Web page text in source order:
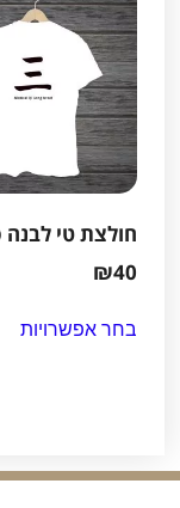
חולצת טי לבנה
₪40
בחר אפשרויות